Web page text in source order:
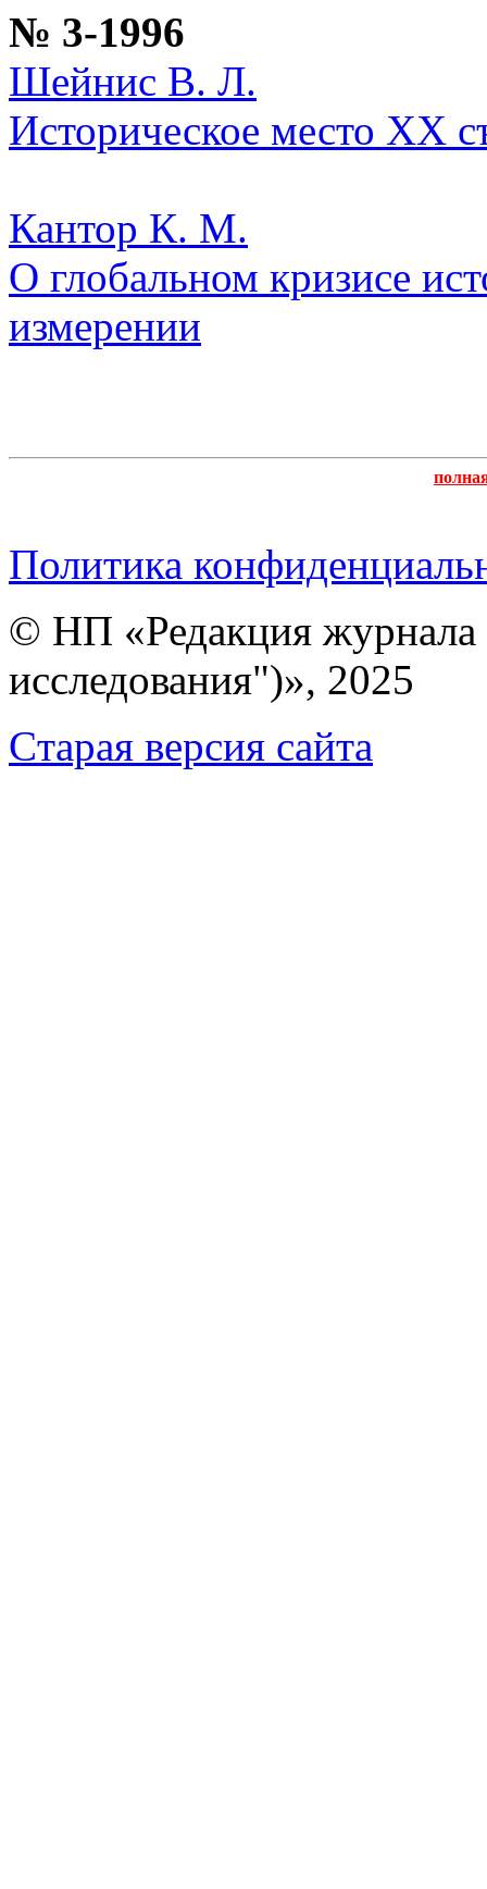
№ 3-1996
Шейнис В. Л.
Историческое место XX
Кантор К. М.
О глобальном кризисе
измерении
Политика
© НП «Редакция
исследования")», 2025
Cтарая версия сайта